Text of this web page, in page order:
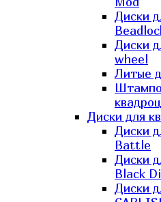
Диски
Диски
wheel
Литые
Диски для
Диски
Battle
Диски
Black
Диски